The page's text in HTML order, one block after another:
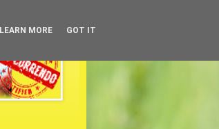
LEARN MORE GOT IT